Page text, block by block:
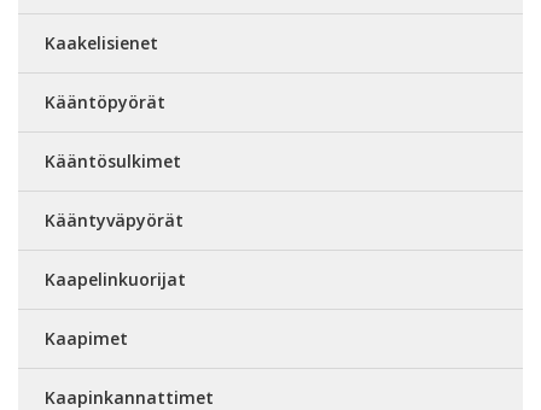
Kaakelisienet
Kääntöpyörät
Kääntösulkimet
Kääntyväpyörät
Kaapelinkuorijat
Kaapimet
Kaapinkannattimet